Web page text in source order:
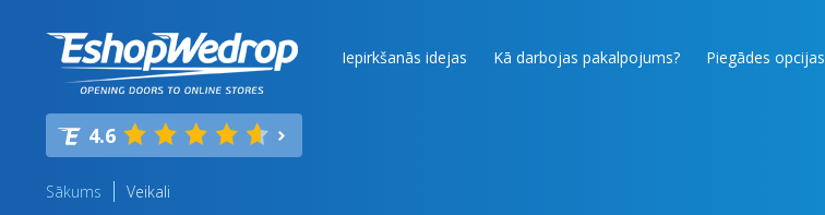
Iepirkšanās idejas Kā darbojas pakalpojums? Piegādes opcijas
4.6
Sākums Veikali